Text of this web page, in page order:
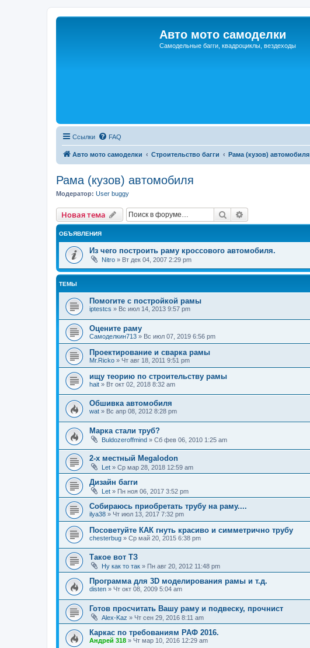
Авто мото самоделки
Самодельные багги, квадроциклы, вездеходы
Ссылки FAQ
Авто мото самоделки Строительство багги Рама (кузов) автомобиля
Рама (кузов) автомобиля
Модератор: User buggy
Новая тема Поиск
ОБЪЯВЛЕНИЯ
Из чего построить раму кроссового автомобиля.
Nitro » Вт дек 04, 2007 2:29 pm
ТЕМЫ
Помогите с постройкой рамы
iptestcs » Вс июл 14, 2013 9:57 pm
Оцените раму
Самоделкин713 » Вс июл 07, 2019 6:56 pm
Проектирование и сварка рамы
Mr.Ricko » Чт авг 18, 2011 9:51 pm
ищу теорию по строительству рамы
hait » Вт окт 02, 2018 8:32 am
Обшивка автомобиля
wat » Вс апр 08, 2012 8:28 pm
Марка стали труб?
Buldozeroffmind » Сб фев 06, 2010 1:25 am
2-х местный Megalodon
Let » Ср мар 28, 2018 12:59 am
Дизайн багги
Let » Пн ноя 06, 2017 3:52 pm
Собираюсь приобретать трубу на раму....
ilya38 » Чт июл 13, 2017 7:32 pm
Посоветуйте КАК гнуть красиво и симметрично трубу
chesterbug » Ср май 20, 2015 6:38 pm
Такое вот ТЗ
Ну как то так » Пн авг 20, 2012 11:48 pm
Программа для 3D моделирования рамы и т.д.
disten » Чт окт 08, 2009 5:04 am
Готов просчитать Вашу раму и подвеску, прочнист
Alex-Kaz » Чт сен 29, 2016 8:11 am
Каркас по требованиям РАФ 2016.
Андрей 318 » Чт мар 10, 2016 12:29 am